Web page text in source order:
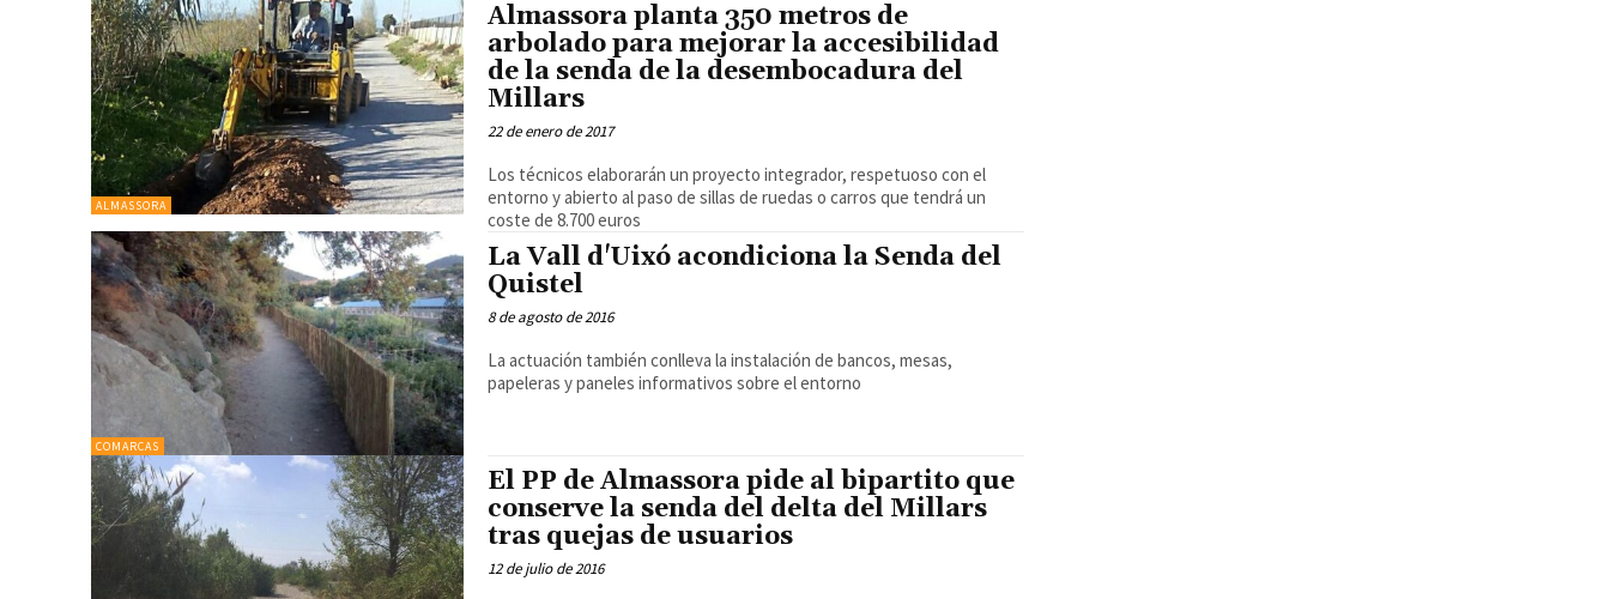
ALMASSORA
Almassora planta 350 metros de
arbolado para mejorar la accesibilidad
de la senda de la desembocadura del
Millars
22 de enero de 2017
Los técnicos elaborarán un proyecto integrador, respetuoso con el
entorno y abierto al paso de sillas de ruedas o carros que tendrá un
coste de 8.700 euros
COMARCAS
La Vall d'Uixó acondiciona la Senda del
Quistel
8 de agosto de 2016
La actuación también conlleva la instalación de bancos, mesas,
papeleras y paneles informativos sobre el entorno
El PP de Almassora pide al bipartito que
conserve la senda del delta del Millars
tras quejas de usuarios
12 de julio de 2016